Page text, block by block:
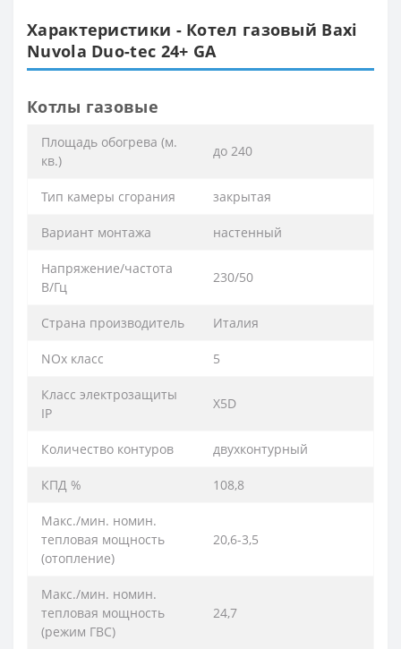
Характеристики - Котел газовый Baxi
Nuvola Duo-tec 24+ GA
Котлы газовые
Площадь обогрева (м.
кв.)
до 240
Тип камеры сгорания закрытая
Вариант монтажа настенный
Напряжение/частота
В/Гц
230/50
Страна производитель Италия
NOx класс 5
Класс электрозащиты
IP
X5D
Количество контуров двухконтурный
КПД % 108,8
Макс./мин. номин.
тепловая мощность
(отoпление)
20,6-3,5
Макс./мин. номин.
тепловая мощность
(режим ГВС)
24,7